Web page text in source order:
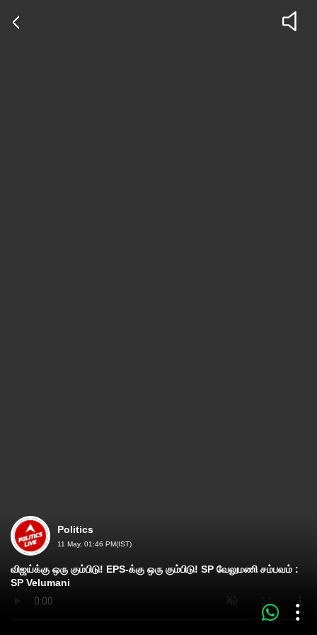
Politics
11 May, 01:46 PM(IST)
விஜய்க்கு ஒரு கும்பிடு! EPS-க்கு ஒரு கும்பிடு! SP வேலுமணி சம்பவம் :
SP Velumani